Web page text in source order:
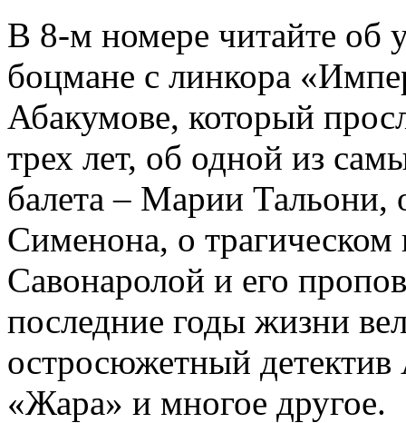
В 8-м номере читайте об
боцмане с линкора
Абакумове, который
трех лет, об одной из
балета – Марии
Сименона, о трагическом
Савонаролой и его
последние годы жизни
остросюжетный детектив
«Жара» и многое другое.